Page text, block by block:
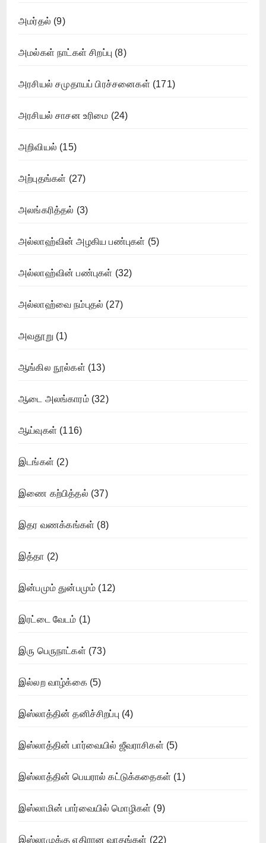
அமர்தல் (9)
அமல்கள் நாட்கள் சிறப்பு (8)
அரசியல் சமுதாயப் பிரச்சனைகள் (171)
அரசியல் சாசன உரிமை (24)
அறிவியல் (15)
அற்புதங்கள் (27)
அலங்கரித்தல் (3)
அல்லாஹ்வின் அழகிய பண்புகள் (5)
அல்லாஹ்வின் பண்புகள் (32)
அல்லாஹ்வை நம்புதல் (27)
அவதூறு (1)
ஆங்கில நூல்கள் (13)
ஆடை அலங்காரம்(32)
ஆய்வுகள் (116)
இடங்கள் (2)
இணை கற்பித்தல் (37)
இதர வணக்கங்கள் (8)
இத்தா (2)
இன்பமும் துன்பமும் (12)
இரட்டை வேடம் (1)
இரு பெருநாட்கள் (73)
இல்லற வாழ்க்கை(5)
இஸ்லாத்தின் தனிச்சிறப்பு (4)
இஸ்லாத்தின் பார்வையில் ஜீவராசிகள் (5)
இஸ்லாத்தின் பெயரால் கட்டுக்கதைகள் (1)
இஸ்லாமின் பார்வையில் மொழிகள் (9)
இஸ்லாமுக்கு எதிரான வாதங்கள் (22)